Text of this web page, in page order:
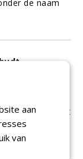
de naam
Europese
de markt is dit
uiteindelijk
geloven.
aan
van